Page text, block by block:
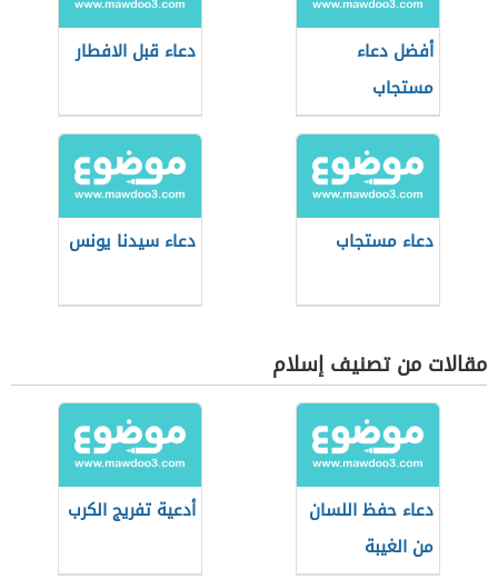
أفضل دعاء
مستجاب
دعاء قبل الافطار
دعاء مستجاب دعاء سيدنا يونس
مقالات من تصنيف إسلام
دعاء حفظ اللسان
من الغيبة
أدعية تفريج الكرب